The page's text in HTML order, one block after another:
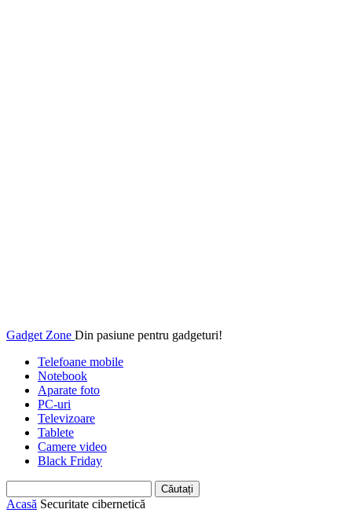
Gadget Zone Din pasiune pentru gadgeturi!
Telefoane mobile
Notebook
Aparate foto
PC-uri
Televizoare
Tablete
Camere video
Black Friday
Acasă Securitate cibernetică